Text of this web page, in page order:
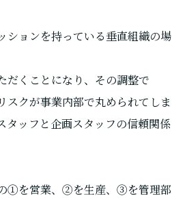
ションを持っている垂直組織の場
だくことになり、その調整で
スクが事業内部で丸められてしま
タッフと企画スタッフの信頼関係
の①を営業、②を生産、③を管理部